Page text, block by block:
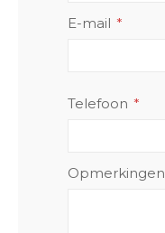
E-mail
Telefoon
Opmerkingen